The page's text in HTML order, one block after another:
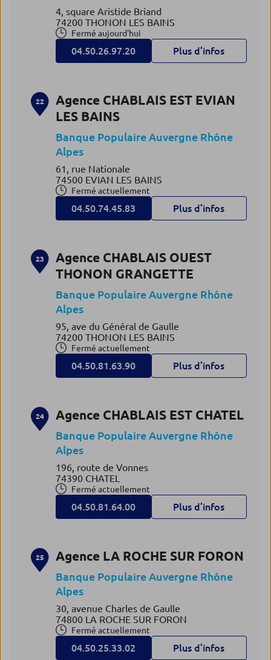
4, square Aristide Briand
74200 THONON LES BAINS
Fermé aujourd'hui
04.50.26.97.20 Plus d’infos
22
Agence CHABLAIS EST EVIAN
LES BAINS
Banque Populaire Auvergne Rhône
Alpes
61, rue Nationale
74500 EVIAN LES BAINS
Fermé actuellement
04.50.74.45.83 Plus d’infos
23
Agence CHABLAIS OUEST
THONON GRANGETTE
Banque Populaire Auvergne Rhône
Alpes
95, ave du Général de Gaulle
74200 THONON LES BAINS
Fermé actuellement
04.50.81.63.90 Plus d’infos
24 Agence CHABLAIS EST CHATEL
Banque Populaire Auvergne Rhône
Alpes
196, route de Vonnes
74390 CHATEL
Fermé actuellement
04.50.81.64.00 Plus d’infos
25 Agence LA ROCHE SUR FORON
Banque Populaire Auvergne Rhône
Alpes
30, avenue Charles de Gaulle
74800 LA ROCHE SUR FORON
Fermé actuellement
04.50.25.33.02 Plus d’infos